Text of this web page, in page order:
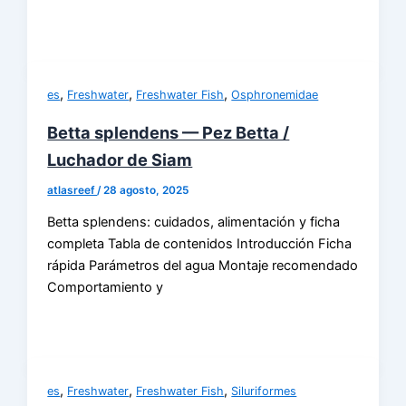
es, Freshwater, Freshwater Fish,Osphronemidae
Betta splendens — Pez Betta /
Luchador de Siam
atlasreef /28 agosto, 2025
Betta splendens: cuidados, alimentación y ficha
completa Tabla de contenidos Introducción Ficha
rápida Parámetros del agua Montaje recomendado
Comportamiento y
es, Freshwater, Freshwater Fish, Siluriformes